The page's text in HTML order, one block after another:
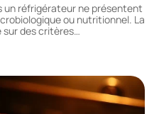
un réfrigérateur ne présentent
ou nutritionnel. La
des critères…